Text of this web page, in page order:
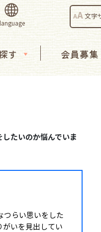
AA文字
す 会員募
たいのか悩んでいま
つらい思いをした
いを見出してい